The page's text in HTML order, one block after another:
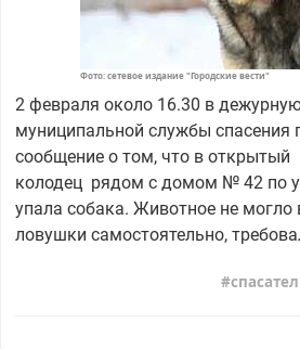
Фото: сетевое издание "Городские вести"
2 февраля около 16.30 в
муниципальной службы спасения
сообщение о том, что в открытый
колодец рядом с домом № 42 по
упала собака. Животное не могло
ловушки самостоятельно,